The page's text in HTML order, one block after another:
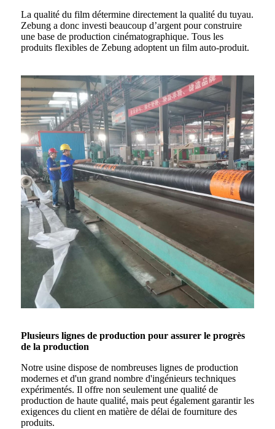
La qualité du film détermine directement la qualité du tuyau.
Zebung a donc investi beaucoup d’argent pour construire
une base de production cinématographique. Tous les
produits flexibles de Zebung adoptent un film auto-produit.
Plusieurs lignes de production pour assurer le progrès
de la production
Notre usine dispose de nombreuses lignes de production
modernes et d'un grand nombre d'ingénieurs techniques
expérimentés. Il offre non seulement une qualité de
production de haute qualité, mais peut également garantir les
exigences du client en matière de délai de fourniture des
produits.